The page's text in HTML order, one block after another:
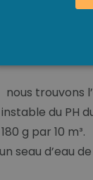
Amplificateurs
trouvons
du PH
g par 10 m³.
seau d’eau